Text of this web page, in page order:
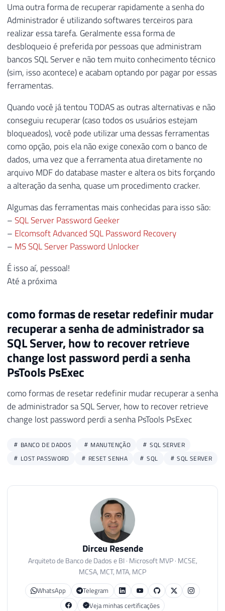
Uma outra forma de recuperar rapidamente a senha do
Administrador é utilizando softwares terceiros para
realizar essa tarefa. Geralmente essa forma de
desbloqueio é preferida por pessoas que administram
bancos SQL Server e não tem muito conhecimento técnico
(sim, isso acontece) e acabam optando por pagar por essas
ferramentas.
Quando você já tentou TODAS as outras alternativas e não
conseguiu recuperar (caso todos os usuários estejam
bloqueados), você pode utilizar uma dessas ferramentas
como opção, pois ela não exige conexão com o banco de
dados, uma vez que a ferramenta atua diretamente no
arquivo MDF do database master e altera os bits forçando
a alteração da senha, quase um procedimento cracker.
Algumas das ferramentas mais conhecidas para isso são:
–SQL Server Password Geeker
– Elcomsoft Advanced SQL Password Recovery
– MS SQL Server Password Unlocker
É isso aí, pessoal!
Até a próxima
como formas de resetar redefinir mudar
recuperar a senha de administrador sa
SQL Server, how to recover retrieve
change lost password perdi a senha
PsTools PsExec
como formas de resetar redefinir mudar recuperar a senha
de administrador sa SQL Server, how to recover retrieve
change lost password perdi a senha PsTools PsExec
BANCO DE DADOS MANUTENÇÃO
SQL SERVER
LOST PASSWORD
RESET SENHA SQL SQL SERVER
Dirceu Resende
Arquiteto de Banco de Dados e BI · Microsoft MVP · MCSE,
MCSA, MCT, MTA, MCP
WhatsApp
Telegram
Veja minhas certificações